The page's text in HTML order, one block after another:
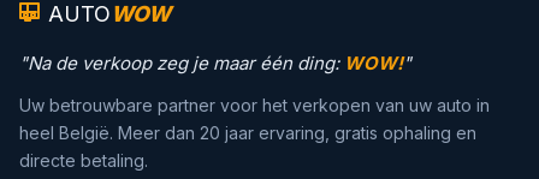
AUTOWOW
"Na de verkoop zeg je maar één ding: WOW!"
Uw betrouwbare partner voor het verkopen van uw auto in
heel België. Meer dan 20 jaar ervaring, gratis ophaling en
directe betaling.